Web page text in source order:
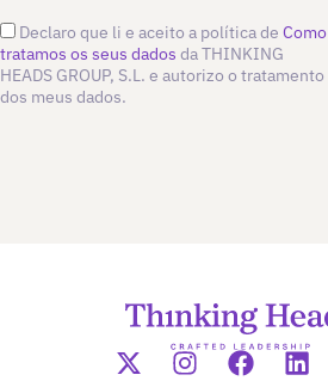
Declaro que li e aceito a política de Como
tratamos os seus dados da THINKING
HEADS GROUP, S.L. e autorizo o tratamento
dos meus dados.